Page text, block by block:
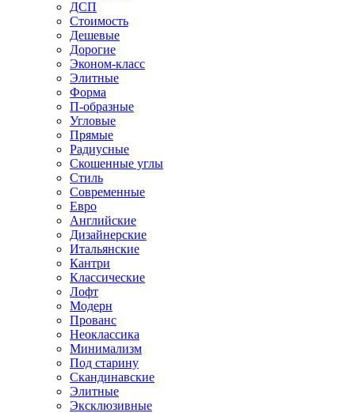
ДСП
Стоимость
Дешевые
Дорогие
Эконом-класс
Элитные
Форма
П-образные
Угловые
Прямые
Радиусные
Скошенные углы
Стиль
Современные
Евро
Английские
Дизайнерские
Итальянские
Кантри
Классические
Лофт
Модерн
Прованс
Неоклассика
Минимализм
Под старину
Скандинавские
Элитные
Эксклюзивные